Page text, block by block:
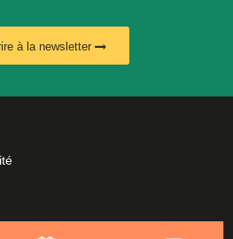
à la newsletter